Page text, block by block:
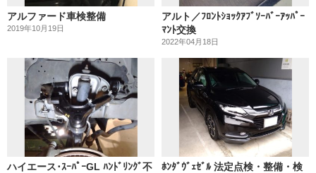
アルファード車検整備
2019年10月19日
アルト／ﾌﾛﾝﾄｼｮｯｸｱﾌﾞｿｰﾊﾞｰｱｯﾊﾟｰ
ﾏﾝﾄ交換
2022年04月18日
ハイエース･ｽｰﾊﾟｰGL ﾊﾝﾄﾞﾘﾝｸﾞ不
ﾎﾝﾀﾞｳﾞｪｾﾞﾙ 法定点検・整備・検